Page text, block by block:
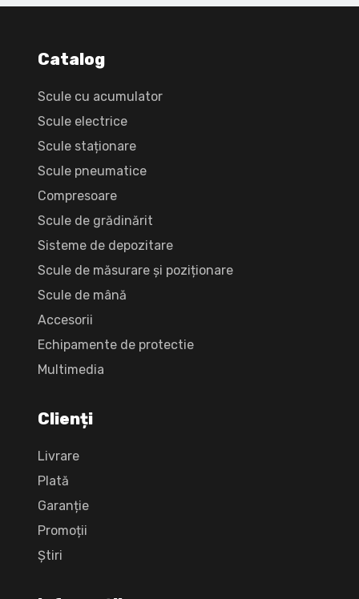
Catalog
Scule cu acumulator
Scule electrice
Scule staționare
Scule pneumatice
Compresoare
Scule de grădinărit
Sisteme de depozitare
Scule de măsurare și poziționare
Scule de mână
Accesorii
Echipamente de protectie
Multimedia
Clienți
Livrare
Plată
Garanție
Promoții
Știri